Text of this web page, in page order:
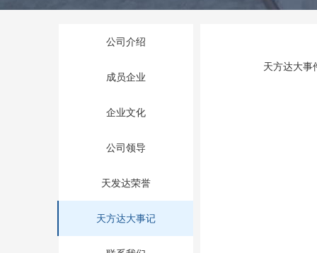
公司介绍
成员企业
企业文化
公司领导
天发达荣誉
天方达大事记
天方达大事